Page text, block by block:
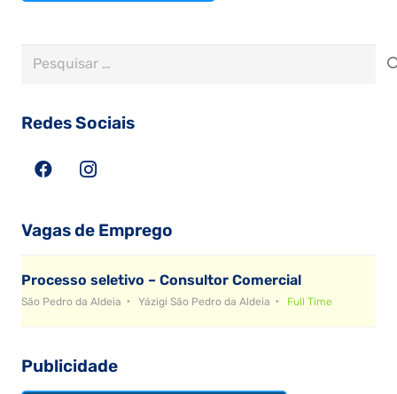
Pesquisar
Redes Sociais
Vagas de Emprego
Processo seletivo – Consultor Comercial
São Pedro da Aldeia Yázigi São Pedro da Aldeia Full Time
Publicidade